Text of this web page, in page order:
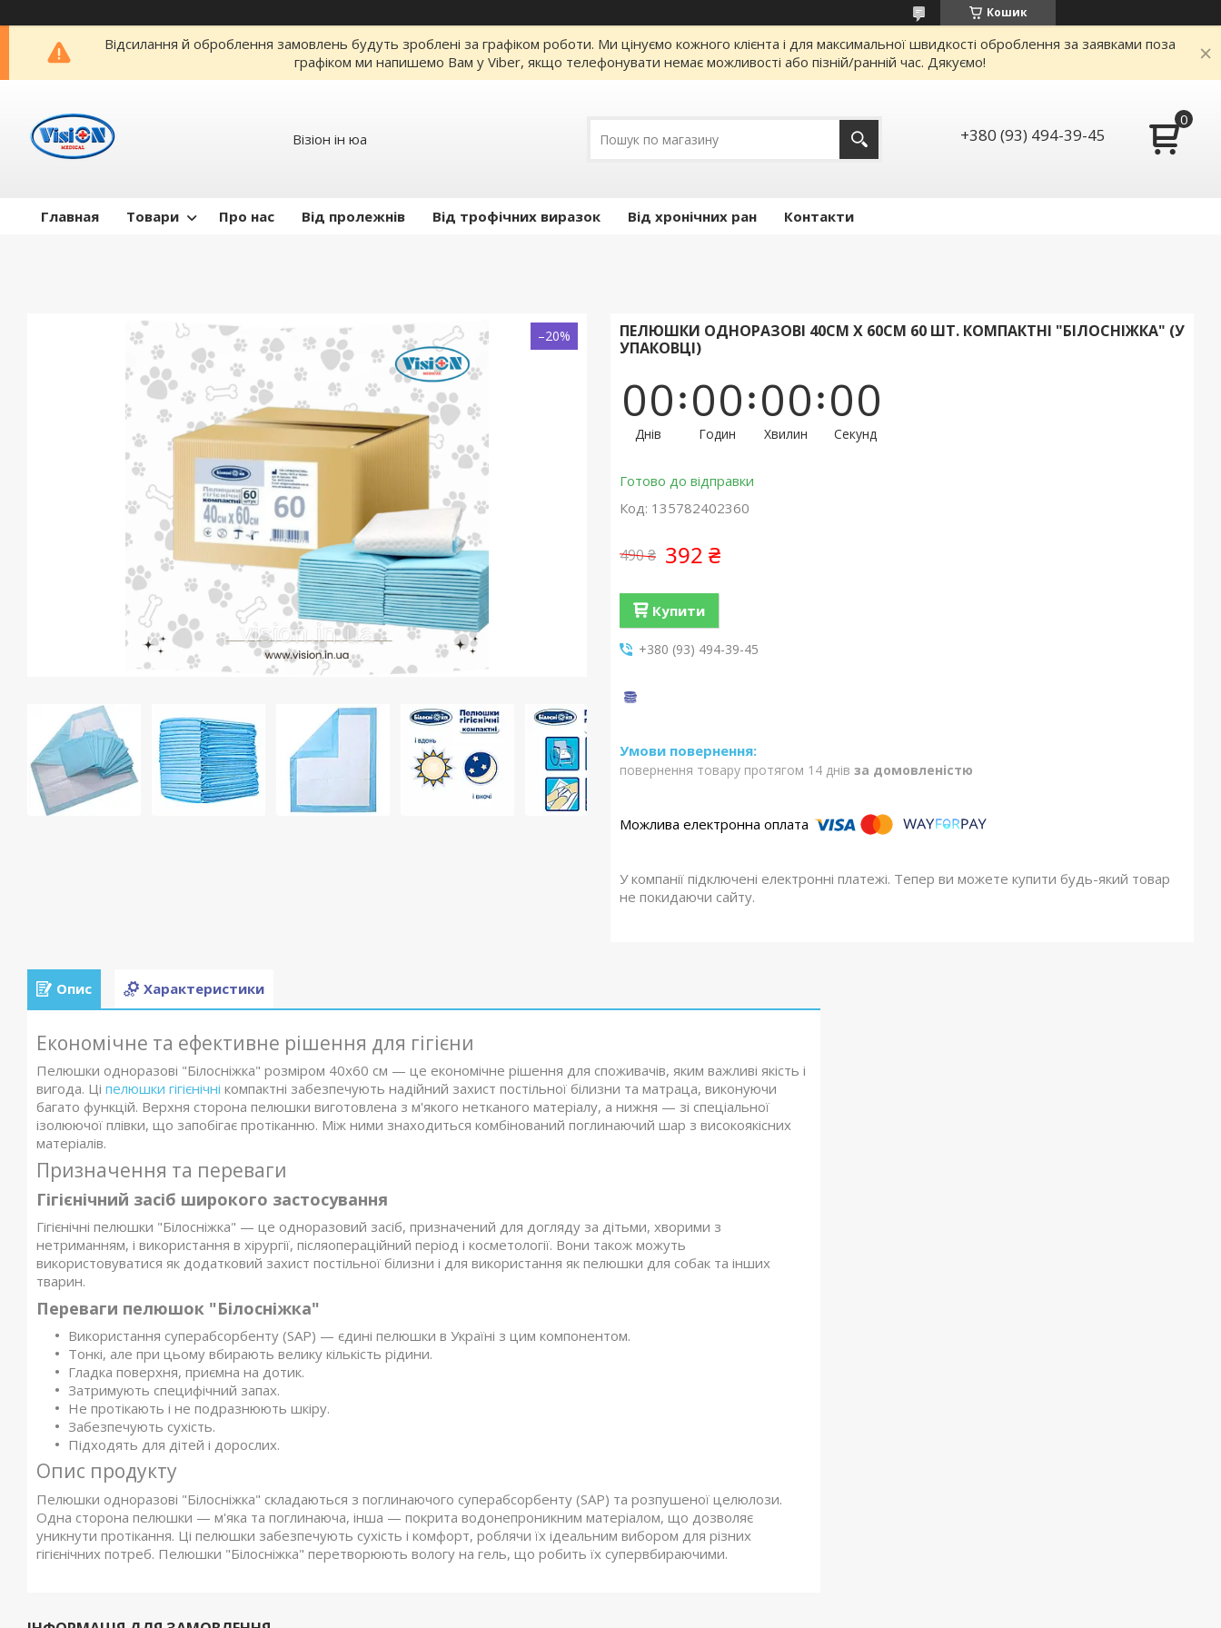
Кошик
Відсилання й оброблення замовлень будуть зроблені за графіком роботи. Ми цінуємо кожного клієнта і для максимальної швидкості оброблення за заявками поза
графіком ми напишемо Вам у Viber, якщо телефонувати немає можливості або пізній/ранній час. Дякуємо!
Візіон ін юа +380 (93) 494-39-45
Главная Товари Про нас Від пролежнів Від трофічних виразок Від хронічних ран Контакти
–20%
ПЕЛЮШКИ ОДНОРАЗОВІ 40СМ Х 60СМ 60 ШТ. КОМПАКТНІ "БІЛОСНІЖКА" (У
УПАКОВЦІ)
00
Днів
00
Годин
00
Хвилин
00
Секунд
Готово до відправки
Код: 135782402360
490 ₴ 392 ₴
Купити
+380 (93) 494-39-45
повернення товару протягом 14 днів за домовленістю
У компанії підключені електронні платежі. Тепер ви можете купити будь-який товар
не покидаючи сайту.
Опис Характеристики
Економічне та ефективне рішення для гігієни
Пелюшки одноразові "Білосніжка" розміром 40x60 см — це економічне рішення для споживачів, яким важливі якість і
вигода. Ці пелюшки гігієнічні компактні забезпечують надійний захист постільної білизни та матраца, виконуючи
багато функцій. Верхня сторона пелюшки виготовлена з м'якого нетканого матеріалу, а нижня — зі спеціальної
ізолюючої плівки, що запобігає протіканню. Між ними знаходиться комбінований поглинаючий шар з високоякісних
матеріалів.
Призначення та переваги
Гігієнічний засіб широкого застосування
Гігієнічні пелюшки "Білосніжка" — це одноразовий засіб, призначений для догляду за дітьми, хворими з
нетриманням, і використання в хірургії, післяопераційний період і косметології. Вони також можуть
використовуватися як додатковий захист постільної білизни і для використання як пелюшки для собак та інших
тварин.
Переваги пелюшок "Білосніжка"
Використання суперабсорбенту (SAP) — єдині пелюшки в Україні з цим компонентом.
Тонкі, але при цьому вбирають велику кількість рідини.
Гладка поверхня, приємна на дотик.
Затримують специфічний запах.
Не протікають і не подразнюють шкіру.
Забезпечують сухість.
Підходять для дітей і дорослих.
Опис продукту
Пелюшки одноразові "Білосніжка" складаються з поглинаючого суперабсорбенту (SAP) та розпушеної целюлози.
Одна сторона пелюшки — м'яка та поглинаюча, інша — покрита водонепроникним матеріалом, що дозволяє
уникнути протікання. Ці пелюшки забезпечують сухість і комфорт, роблячи їх ідеальним вибором для різних
гігієнічних потреб. Пелюшки "Білосніжка" перетворюють вологу на гель, що робить їх супервбираючими.